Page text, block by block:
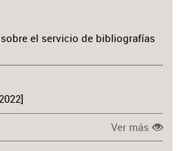
el servicio de bibliografías
Ver más